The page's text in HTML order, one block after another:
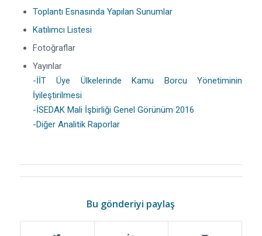
Toplantı Esnasında Yapılan Sunumlar
Katılımcı Listesi
Fotoğraflar
Yayınlar
-İİT Üye Ülkelerinde Kamu Borcu Yönetiminin
İyileştirilmesi
-İSEDAK Mali İşbirliği Genel Görünüm 2016
-Diğer Analitik Raporlar
Bu gönderiyi paylaş